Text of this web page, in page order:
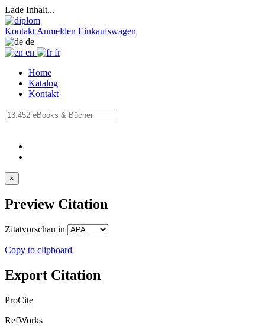
Lade Inhalt...
Kontakt Anmelden Einkaufswagen
de
en
fr
Home
Katalog
Kontakt
×
Preview Citation
Zitatvorschau in
Copy to clipboard
Export Citation
ProCite
RefWorks